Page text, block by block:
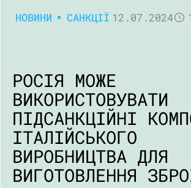
НОВИНИ САНКЦІЇ 12.07.2024
РОСІЯ МОЖЕ
ВИКОРИСТОВУВАТИ
ПІДСАНКЦІЙНІ
ІТАЛІЙСЬКОГО
ВИРОБНИЦТВА ДЛЯ
ВИГОТОВЛЕННЯ